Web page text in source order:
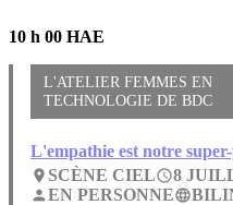
10 h 00 HAE
L'ATELIER FEMMES EN
TECHNOLOGIE DE BDC
L'empathie est notre
place SCÈNE CIELaccess_time8
personEN PERSONNElanguage